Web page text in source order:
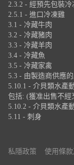
2.3.2 - 經預先包裝冷
2.5.1 - 進口冷凍雞
3.1 - 冷藏牛肉
3.2 - 冷藏豬肉
3.3 - 冷藏羊肉
3.4 - 冷藏魚
3.5 - 冷藏家禽
5.3 - 由製造商供應
5.10.1 - 介貝類水產
包括: (獲准出售不經
5.10.2 - 介貝類水產
5.11 - 刺身
私隱政策 使用條款